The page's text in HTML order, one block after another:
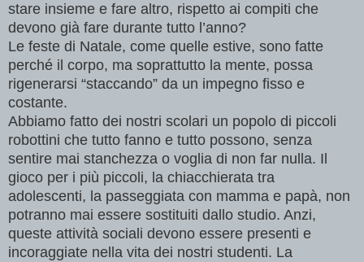
stare insieme e fare altro, rispetto ai compiti che
devono già fare durante tutto l’anno?
Le feste di Natale, come quelle estive, sono fatte
perché il corpo, ma soprattutto la mente, possa
rigenerarsi “staccando” da un impegno fisso e
costante.
Abbiamo fatto dei nostri scolari un popolo di piccoli
robottini che tutto fanno e tutto possono, senza
sentire mai stanchezza o voglia di non far nulla. Il
gioco per i più piccoli, la chiacchierata tra
adolescenti, la passeggiata con mamma e papà, non
potranno mai essere sostituiti dallo studio. Anzi,
queste attività sociali devono essere presenti e
incoraggiate nella vita dei nostri studenti. La